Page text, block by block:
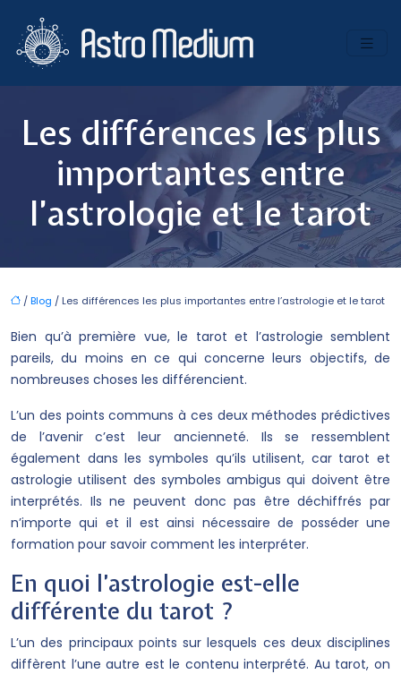
Les différences les plus
importantes entre
l’astrologie et le tarot
/Blog / Les différences les plus importantes entre l’astrologie et le tarot
Bien qu’à première vue, le tarot et l’astrologie semblent
pareils, du moins en ce qui concerne leurs objectifs, de
nombreuses choses les différencient.
L’un des points communs à ces deux méthodes prédictives
de l’avenir c’est leur ancienneté. Ils se ressemblent
également dans les symboles qu’ils utilisent, car tarot et
astrologie utilisent des symboles ambigus qui doivent être
interprétés. Ils ne peuvent donc pas être déchiffrés par
n’importe qui et il est ainsi nécessaire de posséder une
formation pour savoir comment les interpréter.
En quoi l’astrologie est-elle
différente du tarot ?
L’un des principaux points sur lesquels ces deux disciplines
diffèrent l’une autre est le contenu interprété. Au tarot, on